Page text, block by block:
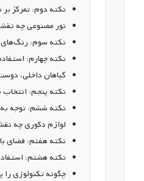
نکته دوم: تمرکز بر
نور مصنوعی چه
نکته چهارم:
نکته ششم: توجه
لوازم دکوری چه
نکته هفتم: فضای
چگونه تکنولوژی را